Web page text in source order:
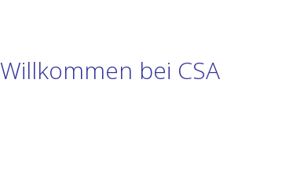
Willkommen bei CSA